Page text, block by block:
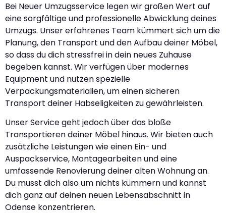
Bei Neuer Umzugsservice legen wir großen Wert auf
eine sorgfältige und professionelle Abwicklung deines
Umzugs. Unser erfahrenes Team kümmert sich um die
Planung, den Transport und den Aufbau deiner Möbel,
so dass du dich stressfrei in dein neues Zuhause
begeben kannst. Wir verfügen über modernes
Equipment und nutzen spezielle
Verpackungsmaterialien, um einen sicheren
Transport deiner Habseligkeiten zu gewährleisten.
Unser Service geht jedoch über das bloße
Transportieren deiner Möbel hinaus. Wir bieten auch
zusätzliche Leistungen wie einen Ein- und
Auspackservice, Montagearbeiten und eine
umfassende Renovierung deiner alten Wohnung an.
Du musst dich also um nichts kümmern und kannst
dich ganz auf deinen neuen Lebensabschnitt in
Odense konzentrieren.